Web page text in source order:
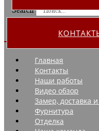
Search
Главная
Контакты
Наши работы
Видео обзор
Замер, доставка
Фурнитура
Отделка